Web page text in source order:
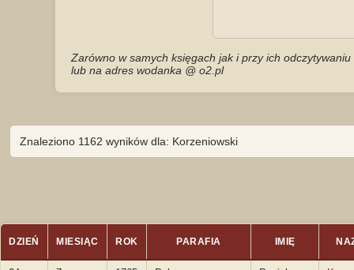
Zarówno w samych księgach jak i przy ich
lub na adres wodanka @ o2.pl
Znaleziono 1162 wyników dla: Korzeniowski
DZIEŃ MIESIĄC ROK PARAFIA IMIĘ